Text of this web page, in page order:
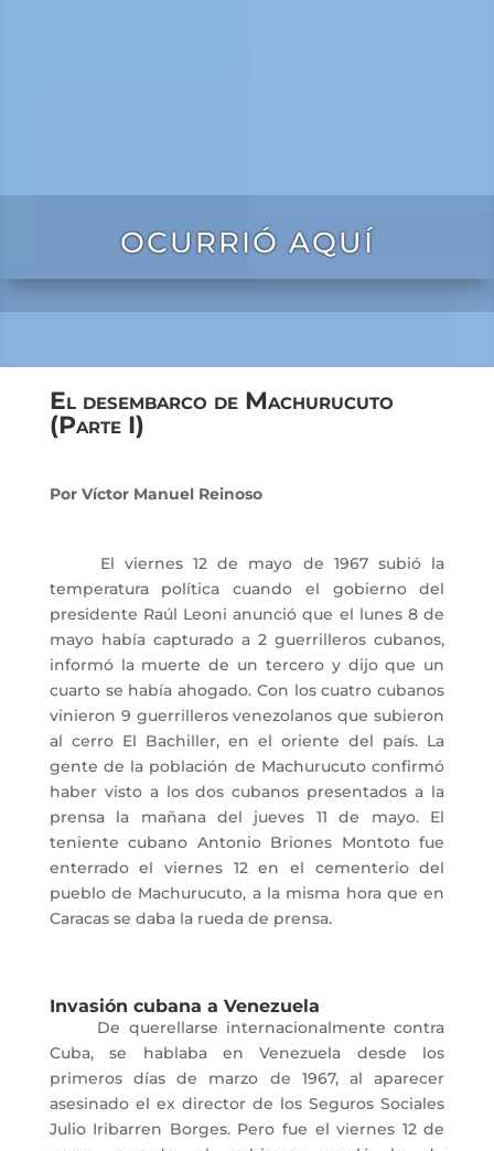
OCURRIÓ AQUÍ
El desembarco de Machurucuto
(Parte I)
Por Víctor Manuel Reinoso
El viernes 12 de mayo de 1967 subió la
temperatura política cuando el gobierno del
presidente Raúl Leoni anunció que el lunes 8 de
mayo había capturado a 2 guerrilleros cubanos,
informó la muerte de un tercero y dijo que un
cuarto se había ahogado. Con los cuatro cubanos
vinieron 9 guerrilleros venezolanos que subieron
al cerro El Bachiller, en el oriente del país. La
gente de la población de Machurucuto confirmó
haber visto a los dos cubanos presentados a la
prensa la mañana del jueves 11 de mayo. El
teniente cubano Antonio Briones Montoto fue
enterrado el viernes 12 en el cementerio del
pueblo de Machurucuto, a la misma hora que en
Caracas se daba la rueda de prensa.
Invasión cubana a Venezuela
De querellarse internacionalmente contra
Cuba, se hablaba en Venezuela desde los
primeros días de marzo de 1967, al aparecer
asesinado el ex director de los Seguros Sociales
Julio Iribarren Borges. Pero fue el viernes 12 de